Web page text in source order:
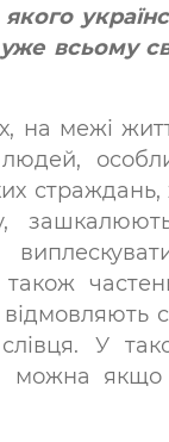
всьому
на межі
людей,
страждань,
У
можна